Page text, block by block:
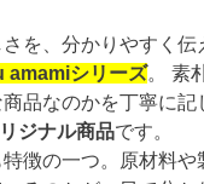
を、分かりやすく伝
amamiシリーズ。 素
品なのかを丁寧に記
ジナル商品です。
徴の一つ。原材料や